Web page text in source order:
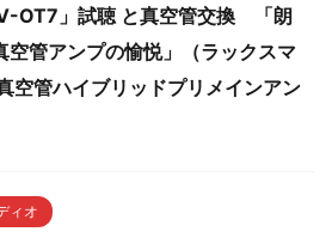
OT7」試聴 と真空管交換 「朗
空管アンプの愉悦」（ラックスマ
空管ハイブリッドプリメインアン
ィオ